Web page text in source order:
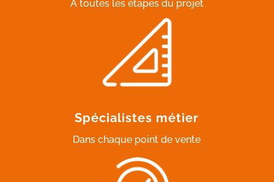
A toutes les étapes du projet
Spécialistes métier
Dans chaque point de vente